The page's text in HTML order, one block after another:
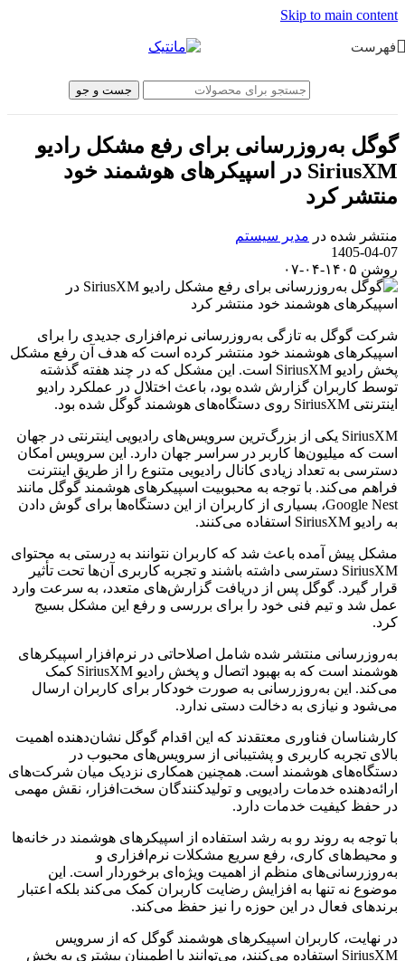
Skip to main content
فهرست
جست و جو
گوگل به‌روزرسانی برای رفع مشکل رادیو
SiriusXM در اسپیکرهای هوشمند خود
منتشر کرد
منتشر شده در مدیر سیستم
1405-04-07
روشن ۱۴۰۵-۰۴-۰۷
شرکت گوگل به تازگی به‌روزرسانی نرم‌افزاری جدیدی را برای
اسپیکرهای هوشمند خود منتشر کرده است که هدف آن رفع مشکل
پخش رادیو SiriusXM است. این مشکل که در چند هفته گذشته
توسط کاربران گزارش شده بود، باعث اختلال در عملکرد رادیو
اینترنتی SiriusXM روی دستگاه‌های هوشمند گوگل شده بود.
SiriusXM یکی از بزرگ‌ترین سرویس‌های رادیویی اینترنتی در جهان
است که میلیون‌ها کاربر در سراسر جهان دارد. این سرویس امکان
دسترسی به تعداد زیادی کانال رادیویی متنوع را از طریق اینترنت
فراهم می‌کند. با توجه به محبوبیت اسپیکرهای هوشمند گوگل مانند
Google Nest، بسیاری از کاربران از این دستگاه‌ها برای گوش دادن
به رادیو SiriusXM استفاده می‌کنند.
مشکل پیش آمده باعث شد که کاربران نتوانند به درستی به محتوای
SiriusXM دسترسی داشته باشند و تجربه کاربری آن‌ها تحت تأثیر
قرار گیرد. گوگل پس از دریافت گزارش‌های متعدد، به سرعت وارد
عمل شد و تیم فنی خود را برای بررسی و رفع این مشکل بسیج
کرد.
به‌روزرسانی منتشر شده شامل اصلاحاتی در نرم‌افزار اسپیکرهای
هوشمند است که به بهبود اتصال و پخش رادیو SiriusXM کمک
می‌کند. این به‌روزرسانی به صورت خودکار برای کاربران ارسال
می‌شود و نیازی به دخالت دستی ندارد.
کارشناسان فناوری معتقدند که این اقدام گوگل نشان‌دهنده اهمیت
بالای تجربه کاربری و پشتیبانی از سرویس‌های محبوب در
دستگاه‌های هوشمند است. همچنین همکاری نزدیک میان شرکت‌های
ارائه‌دهنده خدمات رادیویی و تولیدکنندگان سخت‌افزار، نقش مهمی
در حفظ کیفیت خدمات دارد.
با توجه به روند رو به رشد استفاده از اسپیکرهای هوشمند در خانه‌ها
و محیط‌های کاری، رفع سریع مشکلات نرم‌افزاری و
به‌روزرسانی‌های منظم از اهمیت ویژه‌ای برخوردار است. این
موضوع نه تنها به افزایش رضایت کاربران کمک می‌کند بلکه اعتبار
برندهای فعال در این حوزه را نیز حفظ می‌کند.
در نهایت، کاربران اسپیکرهای هوشمند گوگل که از سرویس
SiriusXM استفاده می‌کنند، می‌توانند با اطمینان بیشتری به پخش